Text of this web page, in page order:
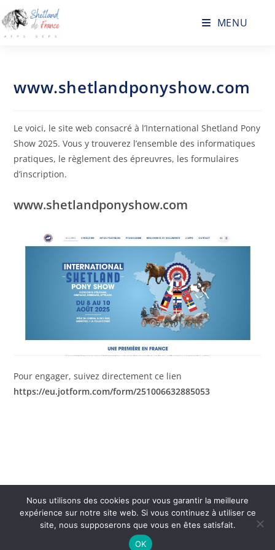
MENU
www.shetlandponyshow.com
Le voici, le site web consacré à l’International Shetland Pony
Show 2025. Vous y trouverez l’ensemble des informatiques
pratiques, le règlement des épreuvres, les formulaires
d’inscription.
www.shetlandponyshow.com
Pour engager, suivez directement ce lien
https://eu.jotform.com/form/251006632885053
Nous utilisons des cookies pour vous garantir la meilleure
expérience sur notre site web. Si vous continuez à utiliser ce
site, nous supposerons que vous en êtes satisfait.
OK